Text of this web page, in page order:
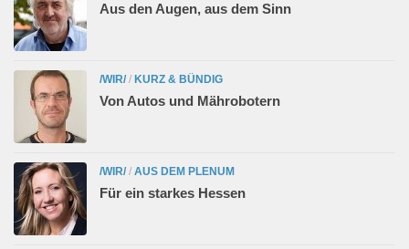
Aus den Augen, aus dem Sinn
/WIR/ / KURZ & BÜNDIG
Von Autos und Mährobotern
/WIR/ / AUS DEM PLENUM
Für ein starkes Hessen